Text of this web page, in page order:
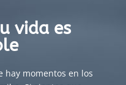
vida es
hay momentos en los